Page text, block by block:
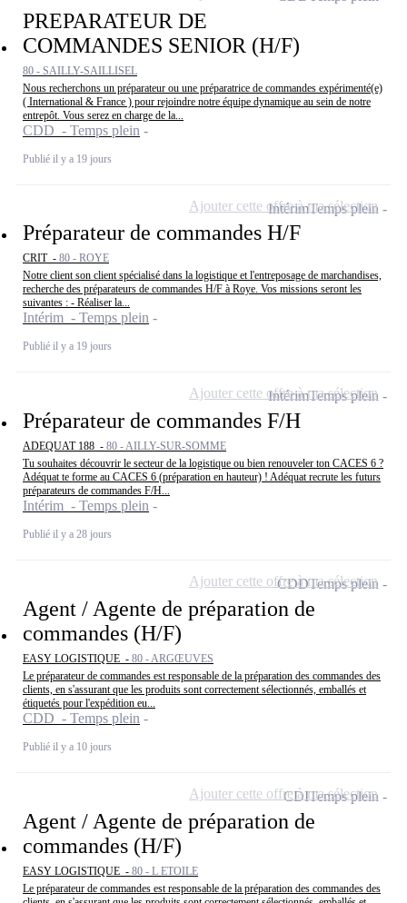
PREPARATEUR DE
COMMANDES SENIOR (H/F)
80 - SAILLY-SAILLISEL
Nous recherchons un préparateur ou une préparatrice de commandes expérimenté(e)
( International & France ) pour rejoindre notre équipe dynamique au sein de notre
entrepôt. Vous serez en charge de la...
CDD - Temps plein
Publié il y a 19 jours
Préparateur de commandes H/F
CRIT - 80 - ROYE
Notre client son client spécialisé dans la logistique et l'entreposage de marchandises,
recherche des préparateurs de commandes H/F à Roye. Vos missions seront les
suivantes : - Réaliser la...
Intérim - Temps plein
Publié il y a 19 jours
IntérimTemps plein
Ajouter cette offre à ma sélection
Préparateur de commandes F/H
ADEQUAT 188 - 80 - AILLY-SUR-SOMME
Tu souhaites découvrir le secteur de la logistique ou bien renouveler ton CACES 6 ?
Adéquat te forme au CACES 6 (préparation en hauteur) ! Adéquat recrute les futurs
préparateurs de commandes F/H...
Intérim - Temps plein
Publié il y a 28 jours
IntérimTemps plein
Ajouter cette offre à ma sélection
Agent / Agente de préparation de
commandes (H/F)
EASY LOGISTIQUE - 80 - ARGŒUVES
Le préparateur de commandes est responsable de la préparation des commandes des
clients, en s'assurant que les produits sont correctement sélectionnés, emballés et
étiquetés pour l'expédition eu...
CDD - Temps plein
Publié il y a 10 jours
CDDTemps plein
Ajouter cette offre à ma sélection
Agent / Agente de préparation de
commandes (H/F)
EASY LOGISTIQUE - 80 - L ETOILE
Le préparateur de commandes est responsable de la préparation des commandes des
CDITemps plein
Ajouter cette offre à ma sélection